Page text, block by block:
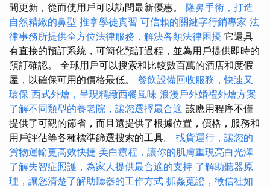
間更新，從而使用戶可以訪問最新優惠。 隆鼻手術，打造
自然精緻的鼻型 推拿學徒實習 可信賴的關鍵字行銷專家 法
律事務所提供全方位法律服務，解決各類法律困擾 它還具
有直接的預訂系統，可簡化預訂過程，並為用戶提供即時的
預訂確認。 全球用戶可以搜索和比較數百萬的酒店和度假
屋，以確保可用的價格最低。 餐飲設備回收服務，快速又
環保 西式外燴，呈現精緻西餐風味 浪漫戶外婚禮外燴方案
了解不同類型的養老院，讓您選擇最合適 該應用程序不僅
提供了可觀的節省，而且還提供了根據位置，價格，服務和
用戶評估等各種標準篩選搜索的工具。 找貨運行，讓您的
貨物運輸更高效快捷 美白療程，讓你的肌膚重現亮白光澤
了解失智症照護，為家人提供最合適的支持 了解助聽器原
理，讓您清楚了解助聽器的工作方式 抓姦蒐證，徵信社如